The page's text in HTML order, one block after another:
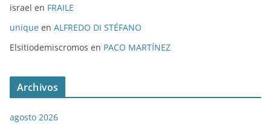
israel en FRAILE
unique en ALFREDO DI STÉFANO
Elsitiodemiscromos en PACO MARTÍNEZ
Archivos
agosto 2026